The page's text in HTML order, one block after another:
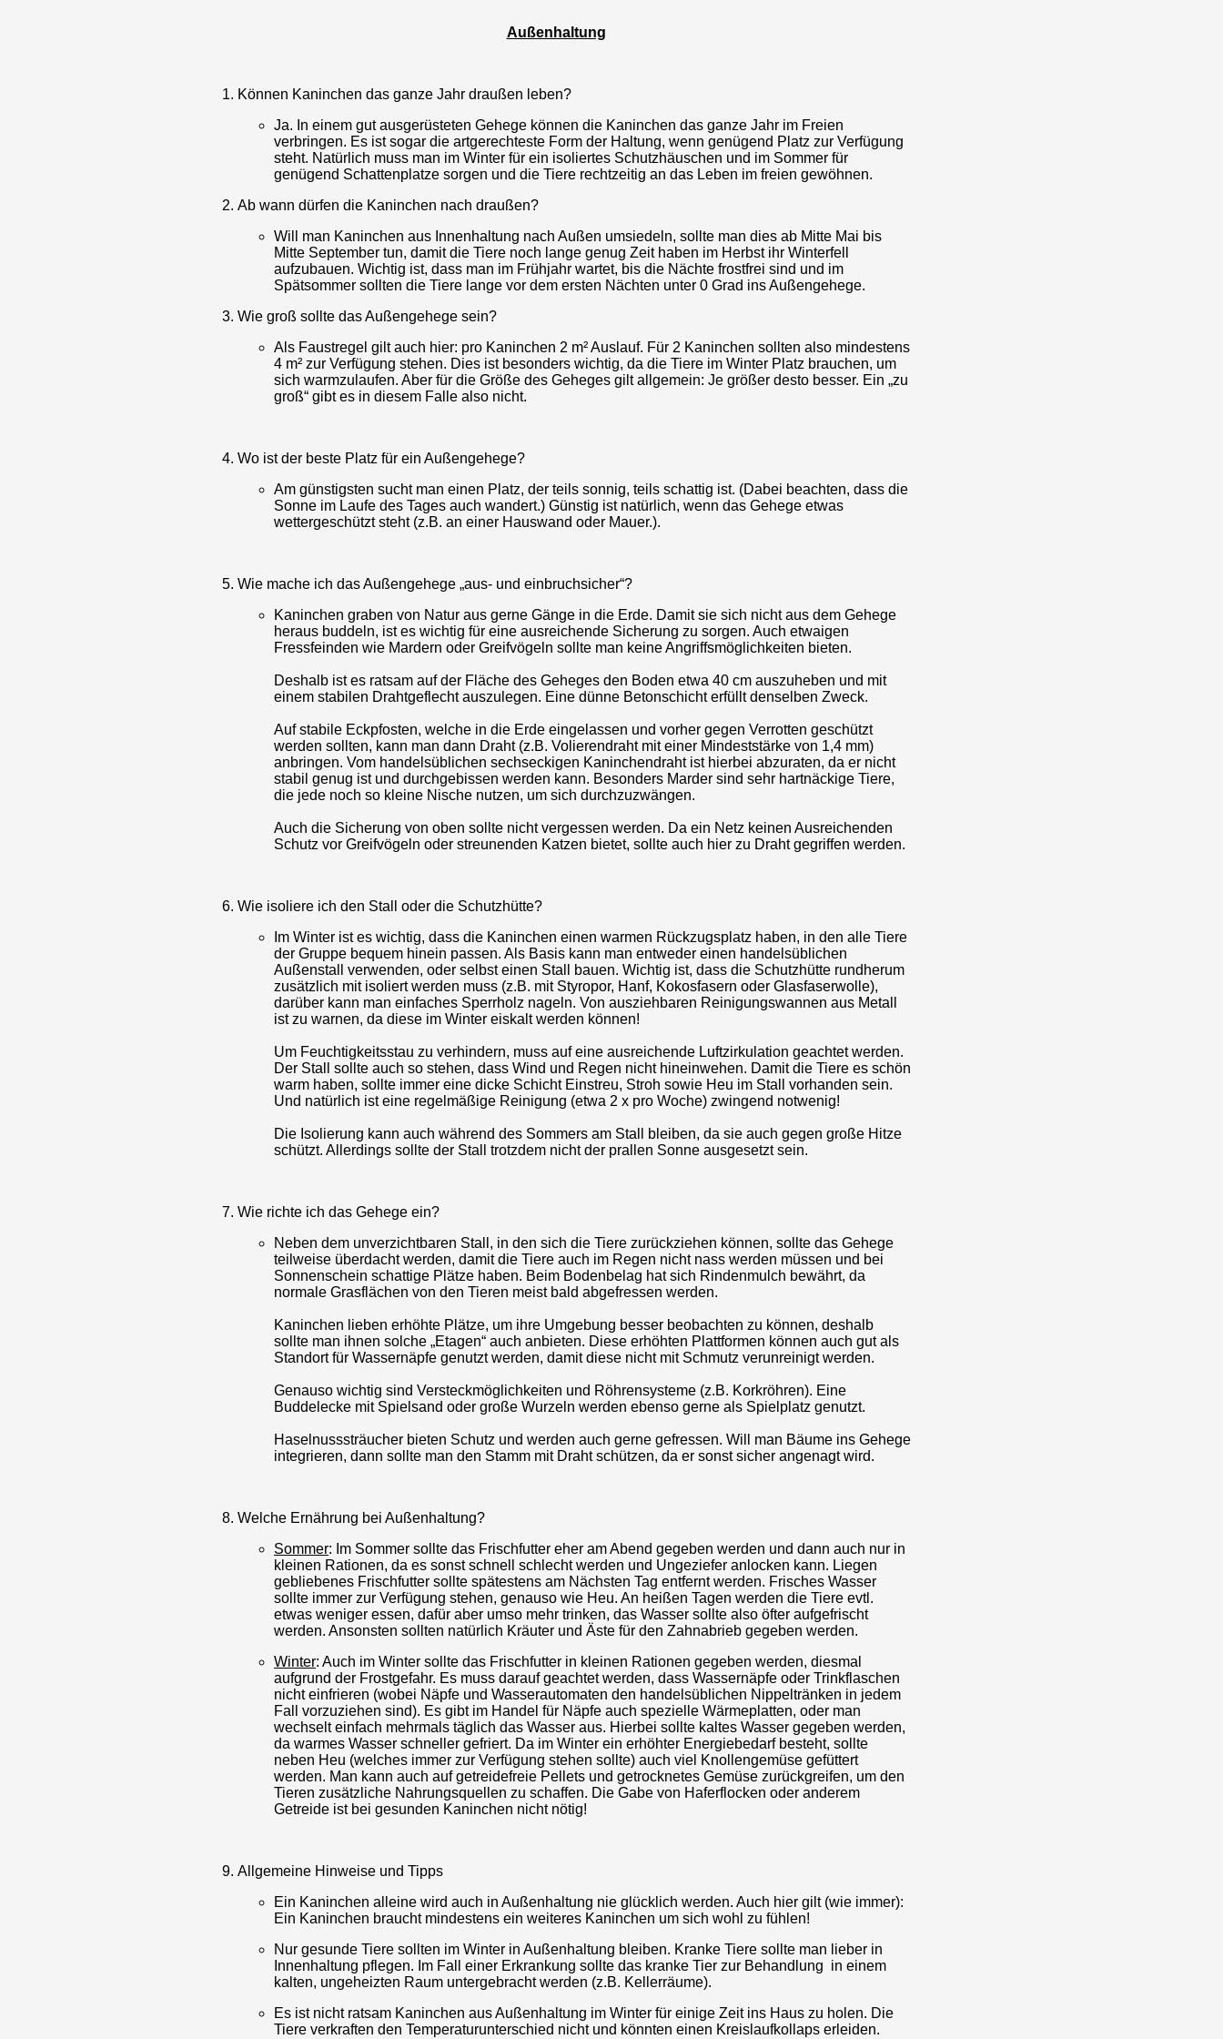
Außenhaltung
Können Kaninchen das ganze Jahr draußen leben?
Ja. In einem gut ausgerüsteten Gehege können die Kaninchen das ganze Jahr im Freien
verbringen. Es ist sogar die artgerechteste Form der Haltung, wenn genügend Platz zur Verfügung
steht. Natürlich muss man im Winter für ein isoliertes Schutzhäuschen und im Sommer für
genügend Schattenplatze sorgen und die Tiere rechtzeitig an das Leben im freien gewöhnen.
Ab wann dürfen die Kaninchen nach draußen?
Will man Kaninchen aus Innenhaltung nach Außen umsiedeln, sollte man dies ab Mitte Mai bis
Mitte September tun, damit die Tiere noch lange genug Zeit haben im Herbst ihr Winterfell
aufzubauen. Wichtig ist, dass man im Frühjahr wartet, bis die Nächte frostfrei sind und im
Spätsommer sollten die Tiere lange vor dem ersten Nächten unter 0 Grad ins Außengehege.
Wie groß sollte das Außengehege sein?
Als Faustregel gilt auch hier: pro Kaninchen 2 m² Auslauf. Für 2 Kaninchen sollten also mindestens
4 m² zur Verfügung stehen. Dies ist besonders wichtig, da die Tiere im Winter Platz brauchen, um
sich warmzulaufen. Aber für die Größe des Geheges gilt allgemein: Je größer desto besser. Ein „zu
groß“ gibt es in diesem Falle also nicht.
Wo ist der beste Platz für ein Außengehege?
Am günstigsten sucht man einen Platz, der teils sonnig, teils schattig ist. (Dabei beachten, dass die
Sonne im Laufe des Tages auch wandert.) Günstig ist natürlich, wenn das Gehege etwas
wettergeschützt steht (z.B. an einer Hauswand oder Mauer.).
Wie mache ich das Außengehege „aus- und einbruchsicher“?
Kaninchen graben von Natur aus gerne Gänge in die Erde. Damit sie sich nicht aus dem Gehege
heraus buddeln, ist es wichtig für eine ausreichende Sicherung zu sorgen. Auch etwaigen
Fressfeinden wie Mardern oder Greifvögeln sollte man keine Angriffsmöglichkeiten bieten.
Deshalb ist es ratsam auf der Fläche des Geheges den Boden etwa 40 cm auszuheben und mit
einem stabilen Drahtgeflecht auszulegen. Eine dünne Betonschicht erfüllt denselben Zweck.
Auf stabile Eckpfosten, welche in die Erde eingelassen und vorher gegen Verrotten geschützt
werden sollten, kann man dann Draht (z.B. Volierendraht mit einer Mindeststärke von 1,4 mm)
anbringen. Vom handelsüblichen sechseckigen Kaninchendraht ist hierbei abzuraten, da er nicht
stabil genug ist und durchgebissen werden kann. Besonders Marder sind sehr hartnäckige Tiere,
die jede noch so kleine Nische nutzen, um sich durchzuzwängen.
Auch die Sicherung von oben sollte nicht vergessen werden. Da ein Netz keinen Ausreichenden
Schutz vor Greifvögeln oder streunenden Katzen bietet, sollte auch hier zu Draht gegriffen werden.
Wie isoliere ich den Stall oder die Schutzhütte?
Im Winter ist es wichtig, dass die Kaninchen einen warmen Rückzugsplatz haben, in den alle Tiere
der Gruppe bequem hinein passen. Als Basis kann man entweder einen handelsüblichen
Außenstall verwenden, oder selbst einen Stall bauen. Wichtig ist, dass die Schutzhütte rundherum
zusätzlich mit isoliert werden muss (z.B. mit Styropor, Hanf, Kokosfasern oder Glasfaserwolle),
darüber kann man einfaches Sperrholz nageln. Von ausziehbaren Reinigungswannen aus Metall
ist zu warnen, da diese im Winter eiskalt werden können!
Um Feuchtigkeitsstau zu verhindern, muss auf eine ausreichende Luftzirkulation geachtet werden.
Der Stall sollte auch so stehen, dass Wind und Regen nicht hineinwehen. Damit die Tiere es schön
warm haben, sollte immer eine dicke Schicht Einstreu, Stroh sowie Heu im Stall vorhanden sein.
Und natürlich ist eine regelmäßige Reinigung (etwa 2 x pro Woche) zwingend notwenig!
Die Isolierung kann auch während des Sommers am Stall bleiben, da sie auch gegen große Hitze
schützt. Allerdings sollte der Stall trotzdem nicht der prallen Sonne ausgesetzt sein.
Wie richte ich das Gehege ein?
Neben dem unverzichtbaren Stall, in den sich die Tiere zurückziehen können, sollte das Gehege
teilweise überdacht werden, damit die Tiere auch im Regen nicht nass werden müssen und bei
Sonnenschein schattige Plätze haben. Beim Bodenbelag hat sich Rindenmulch bewährt, da
normale Grasflächen von den Tieren meist bald abgefressen werden.
Kaninchen lieben erhöhte Plätze, um ihre Umgebung besser beobachten zu können, deshalb
sollte man ihnen solche „Etagen“ auch anbieten. Diese erhöhten Plattformen können auch gut als
Standort für Wassernäpfe genutzt werden, damit diese nicht mit Schmutz verunreinigt werden.
Genauso wichtig sind Versteckmöglichkeiten und Röhrensysteme (z.B. Korkröhren). Eine
Buddelecke mit Spielsand oder große Wurzeln werden ebenso gerne als Spielplatz genutzt.
Haselnusssträucher bieten Schutz und werden auch gerne gefressen. Will man Bäume ins Gehege
integrieren, dann sollte man den Stamm mit Draht schützen, da er sonst sicher angenagt wird.
Welche Ernährung bei Außenhaltung?
Sommer: Im Sommer sollte das Frischfutter eher am Abend gegeben werden und dann auch nur in
kleinen Rationen, da es sonst schnell schlecht werden und Ungeziefer anlocken kann. Liegen
gebliebenes Frischfutter sollte spätestens am Nächsten Tag entfernt werden. Frisches Wasser
sollte immer zur Verfügung stehen, genauso wie Heu. An heißen Tagen werden die Tiere evtl.
etwas weniger essen, dafür aber umso mehr trinken, das Wasser sollte also öfter aufgefrischt
werden. Ansonsten sollten natürlich Kräuter und Äste für den Zahnabrieb gegeben werden.
Winter: Auch im Winter sollte das Frischfutter in kleinen Rationen gegeben werden, diesmal
aufgrund der Frostgefahr. Es muss darauf geachtet werden, dass Wassernäpfe oder Trinkflaschen
nicht einfrieren (wobei Näpfe und Wasserautomaten den handelsüblichen Nippeltränken in jedem
Fall vorzuziehen sind). Es gibt im Handel für Näpfe auch spezielle Wärmeplatten, oder man
wechselt einfach mehrmals täglich das Wasser aus. Hierbei sollte kaltes Wasser gegeben werden,
da warmes Wasser schneller gefriert. Da im Winter ein erhöhter Energiebedarf besteht, sollte
neben Heu (welches immer zur Verfügung stehen sollte) auch viel Knollengemüse gefüttert
werden. Man kann auch auf getreidefreie Pellets und getrocknetes Gemüse zurückgreifen, um den
Tieren zusätzliche Nahrungsquellen zu schaffen. Die Gabe von Haferflocken oder anderem
Getreide ist bei gesunden Kaninchen nicht nötig!
Allgemeine Hinweise und Tipps
Ein Kaninchen alleine wird auch in Außenhaltung nie glücklich werden. Auch hier gilt (wie immer):
Ein Kaninchen braucht mindestens ein weiteres Kaninchen um sich wohl zu fühlen!
Nur gesunde Tiere sollten im Winter in Außenhaltung bleiben. Kranke Tiere sollte man lieber in
Innenhaltung pflegen. Im Fall einer Erkrankung sollte das kranke Tier zur Behandlung in einem
kalten, ungeheizten Raum untergebracht werden (z.B. Kellerräume).
Es ist nicht ratsam Kaninchen aus Außenhaltung im Winter für einige Zeit ins Haus zu holen. Die
Tiere verkraften den Temperaturunterschied nicht und könnten einen Kreislaufkollaps erleiden.